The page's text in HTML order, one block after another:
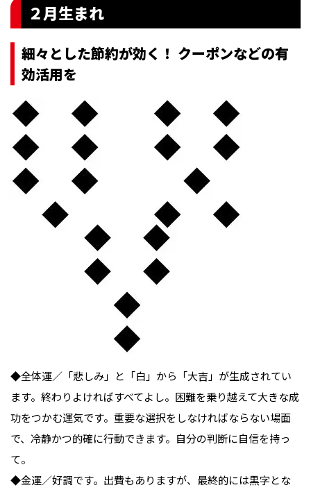
２月生まれ
細々とした節約が効く！ クーポンなどの有
効活用を
◆全体運／「悲しみ」と「白」から「大吉」が生成されてい
ます。終わりよければすべてよし。困難を乗り越えて大きな成
功をつかむ運気です。重要な選択をしなければならない場面
で、冷静かつ的確に行動できます。自分の判断に自信を持っ
て。
◆金運／好調です。出費もありますが、最終的には黒字とな